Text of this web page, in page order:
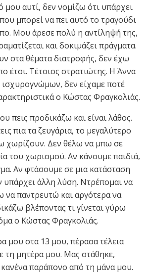
μου αυτί, δεν νομίζω ότι υπάρχει
μπορεί να πει αυτό το τραγούδι
Μου άρεσε πολύ η αντίληψή της,
και δοκιμάζει πράγματα.
στα θέματα διατροφής, δεν έχω
έτσι. Τέτοιος στρατιώτης. Η Άννα
ισχυρογνώμων, δεν είχαμε ποτέ
ο Κώστας Φραγκολιάς.
πεις προδικάζω και είναι λάθος.
πια τα ζευγάρια, το μεγαλύτερο
χωρίζουν. Δεν θέλω να μπω σε
του χωρισμού. Αν κάνουμε παιδιά,
Αν φτάσουμε σε μια κατάσταση
υπάρχει άλλη λύση. Ντρέπομαι να
να παντρευτώ και αργότερα να
βλέποντας τι γίνεται γύρω
ο Κώστας Φραγκολιάς.
μου στα 13 μου, πέρασα τέλεια
τη μητέρα μου. Μας στάθηκε,
παράπονο από τη μάνα μου.